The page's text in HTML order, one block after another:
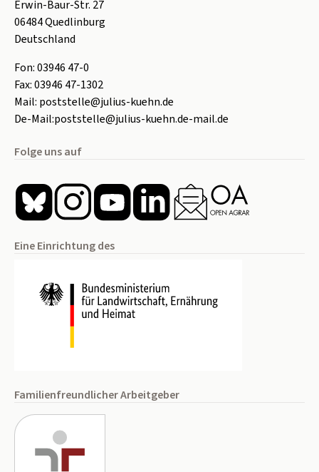
Erwin-Baur-Str. 27
06484Quedlinburg
Deutschland
Fon:03946 47-0
Fax:03946 47-1302
Mail: poststelle@julius-kuehn.de
De-Mail:poststelle@julius-kuehn.de-mail.de
Folge uns auf
Eine Einrichtung des
Familienfreundlicher Arbeitgeber